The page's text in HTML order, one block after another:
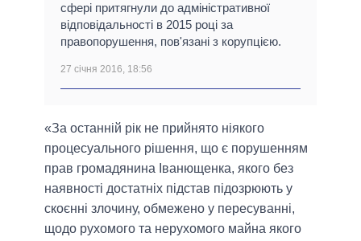
сфері притягнули до адміністративної
відповідальності в 2015 році за
правопорушення, пов'язані з корупцією.
27 січня 2016, 18:56
«За останній рік не прийнято ніякого
процесуального рішення, що є порушенням
прав громадянина Іванющенка, якого без
наявності достатніх підстав підозрюють у
скоєнні злочину, обмежено у пересуванні,
щодо рухомого та нерухомого майна якого